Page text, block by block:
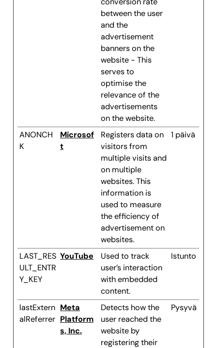
between the user
and the
advertisement
banners on the
website - This
serves to
optimise the
relevance of the
advertisements
on the website.
ANONCH
K
Microsof
t
Registers data on
visitors from
multiple visits and
on multiple
websites. This
information is
used to measure
the efficiency of
advertisement on
websites.
1 päivä
LAST_RES
ULT_ENTR
Y_KEY
YouTube
Used to track
user’s interaction
with embedded
content.
Istunto
lastExtern
alReferrer
Meta
Platform
s, Inc.
Detects how the
user reached the
website by
registering their
Pysyvä